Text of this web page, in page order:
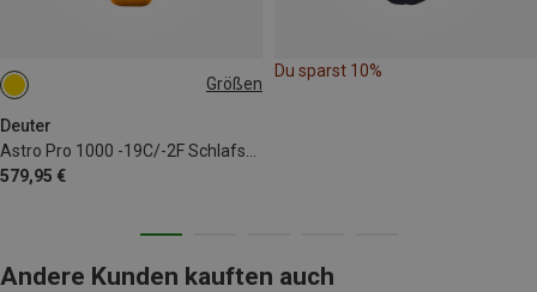
Größen
Deuter
579,95 €
MAX. 185CM | LEFT
Du sparst 10%
Andere Kunden kauften auch